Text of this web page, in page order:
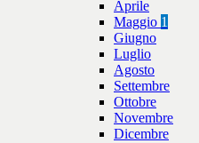
Aprile
Maggio 1
Giugno
Luglio
Agosto
Settembre
Ottobre
Novembre
Dicembre